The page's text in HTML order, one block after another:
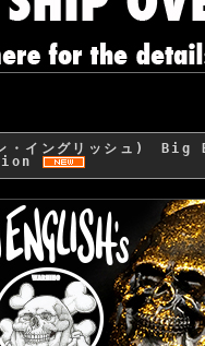
ングリッシュ) Big